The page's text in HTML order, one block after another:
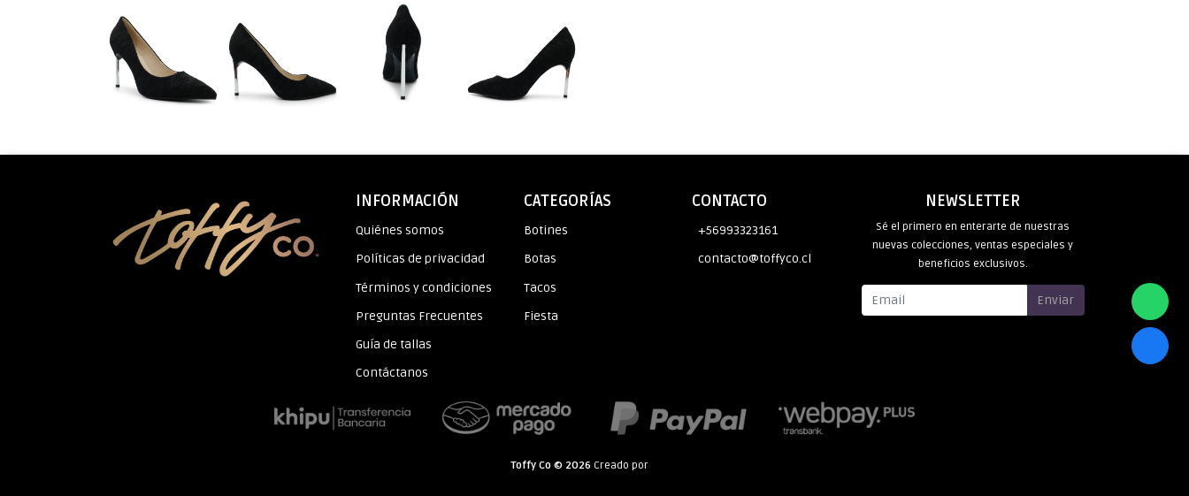
INFORMACIÓN
Quiénes somos
Políticas de privacidad
Términos y condiciones
Preguntas Frecuentes
Guía de tallas
Contáctanos
CATEGORÍAS
Botines
Botas
Tacos
Fiesta
CONTACTO
+56993323161
contacto@toffyco.cl
NEWSLETTER
Sé el primero en enterarte de nuestras
nuevas colecciones, ventas especiales y
beneficios exclusivos.
Enviar
Toffy Co © 2026 Creado por